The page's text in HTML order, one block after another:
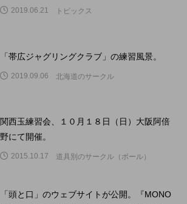
2019.06.21 トピックス
「帯広ジャグリングクラブ」の練習風景。
2019.09.06 北海道のサークル
関西玉練習会、１０月１８日（日）大阪阿倍
野にて開催。
2015.10.17 道具別のサークル（ボール）
「頭と口」のウェブサイトが公開。『MONO